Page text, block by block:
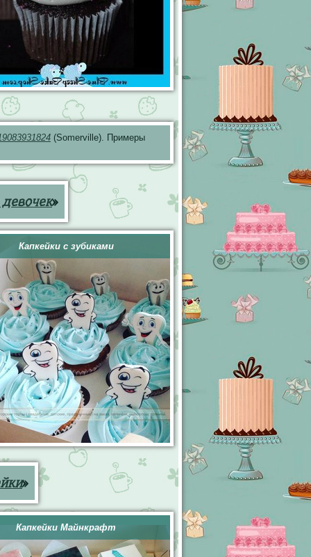
(Somerville). Примеры
»
Капкейки с зубиками
»
Капкейки Майнкрафт